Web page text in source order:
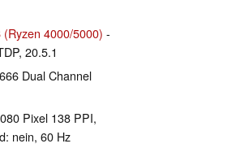
4000/5000) -
20.5.1
Dual Channel
Pixel 138 PPI,
nein, 60 Hz